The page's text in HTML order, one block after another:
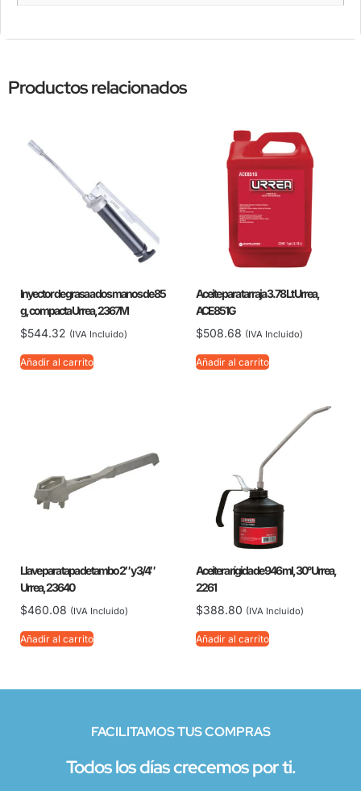
Productos relacionados
Inyector de grasa a dos manos de 85
g, compacta Urrea, 2367M
$544.32 (IVA Incluido)
Añadir al carrito
Aceite para tarraja 3.78 Lt Urrea,
ACE851G
$508.68 (IVA Incluido)
Añadir al carrito
Llave para tapa de tambo 2″ y 3/4″
Urrea, 23640
$460.08 (IVA Incluido)
Añadir al carrito
Aceitera rígida de 946 ml, 30° Urrea,
2261
$388.80 (IVA Incluido)
Añadir al carrito
FACILITAMOS TUS COMPRAS
Todos los días crecemos por ti.